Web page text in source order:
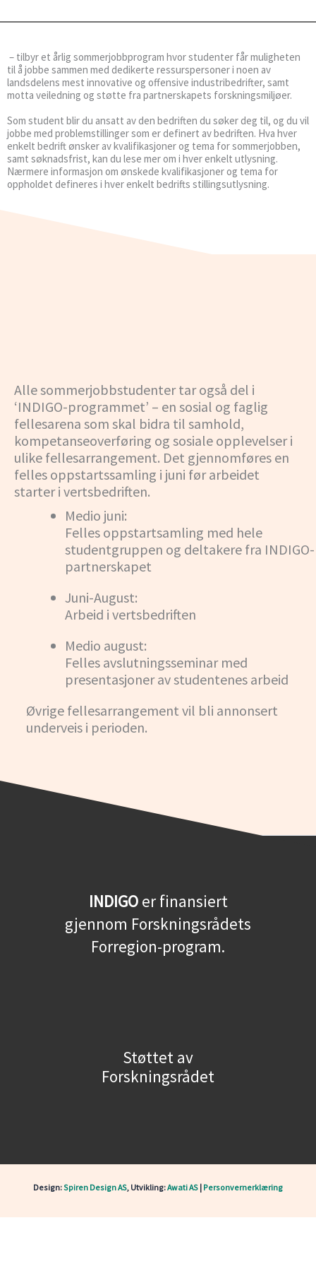
– tilbyr et årlig sommerjobbprogram hvor studenter får muligheten
til å jobbe sammen med dedikerte ressurspersoner i noen av
landsdelens mest innovative og offensive industribedrifter, samt
motta veiledning og støtte fra partnerskapets forskningsmiljøer.
Som student blir du ansatt av den bedriften du søker deg til, og du vil
jobbe med problemstillinger som er definert av bedriften. Hva hver
enkelt bedrift ønsker av kvalifikasjoner og tema for sommerjobben,
samt søknadsfrist, kan du lese mer om i hver enkelt utlysning.
Nærmere informasjon om ønskede kvalifikasjoner og tema for
oppholdet defineres i hver enkelt bedrifts stillingsutlysning.
Alle sommerjobbstudenter tar også del i
‘INDIGO-programmet’ – en sosial og faglig
fellesarena som skal bidra til samhold,
kompetanseoverføring og sosiale opplevelser i
ulike fellesarrangement. Det gjennomføres en
felles oppstartssamling i juni før arbeidet
starter i vertsbedriften.
Medio juni:
Felles oppstartsamling med hele
studentgruppen og deltakere fra INDIGO-
partnerskapet
Juni-August:
Arbeid i vertsbedriften
Medio august:
Felles avslutningsseminar med
presentasjoner av studentenes arbeid
Øvrige fellesarrangement vil bli annonsert
underveis i perioden.
INDIGOer finansiert
gjennom Forskningsrådets
Forregion-program.
Støttet av
Forskningsrådet
Design:Spiren Design AS, Utvikling:Awati AS | Personvernerklæring